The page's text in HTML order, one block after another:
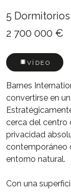
5 Dormitorios
2 700 000 €
VÍDEO
Barnes
convertirse en
cerca del centro
privacidad
contemporáneo
entorno natural.
Con una